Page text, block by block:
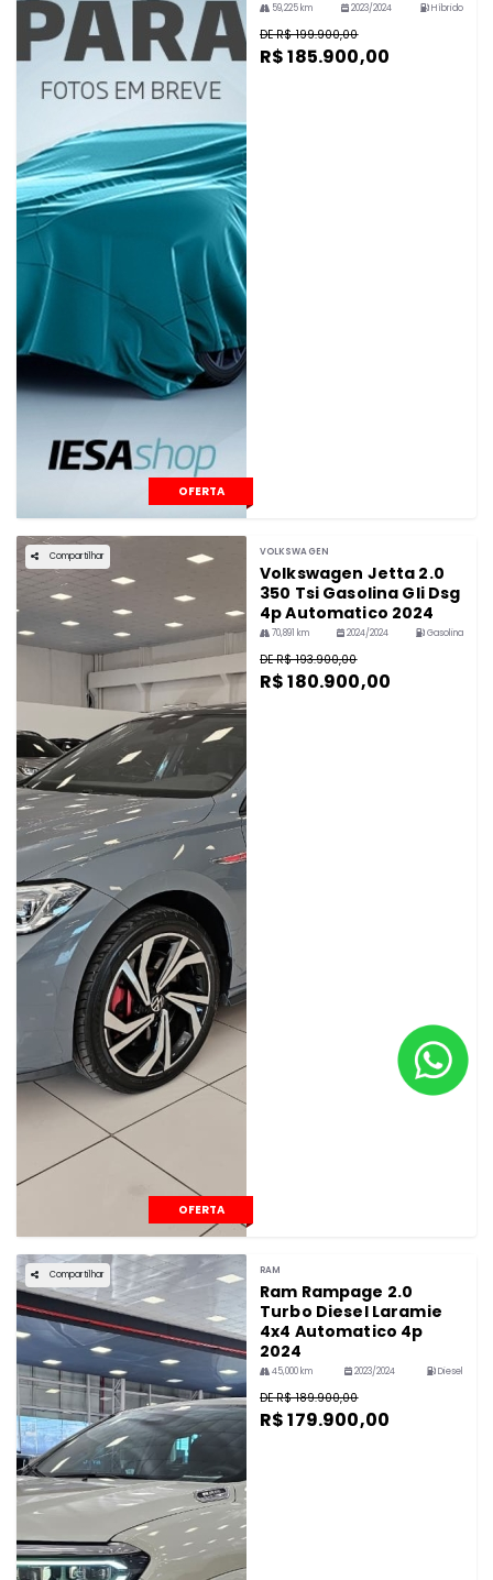
OFERTA
59,225 km 2023/2024 Híbrido
DE R$ 199.900,00
R$ 185.900,00
OFERTA
Compartilhar VOLKSWAGEN
Volkswagen Jetta 2.0
350 Tsi Gasolina Gli Dsg
4p Automatico 2024
70,891 km 2024/2024 Gasolina
DE R$ 193.900,00
R$ 180.900,00
Compartilhar RAM
Ram Rampage 2.0
Turbo Diesel Laramie
4x4 Automatico 4p
2024
45,000 km 2023/2024 Diesel
DE R$ 189.900,00
R$ 179.900,00